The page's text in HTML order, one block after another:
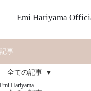
Emi Hariyama
記事
全ての記事
Emi Hariyama